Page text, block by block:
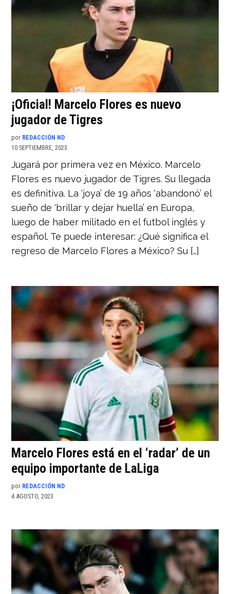
¡Oficial! Marcelo Flores es nuevo
jugador de Tigres
por REDACCIÓN ND
10 SEPTIEMBRE, 2023
Jugará por primera vez en México. Marcelo
Flores es nuevo jugador de Tigres. Su llegada
es definitiva. La ‘joya’ de 19 años ‘abandonó’ el
sueño de ‘brillar y dejar huella’ en Europa,
luego de haber militado en el futbol inglés y
español. Te puede interesar: ¿Qué significa el
regreso de Marcelo Flores a México? Su […]
Marcelo Flores está en el ‘radar’ de un
equipo importante de LaLiga
por REDACCIÓN ND
4 AGOSTO, 2023